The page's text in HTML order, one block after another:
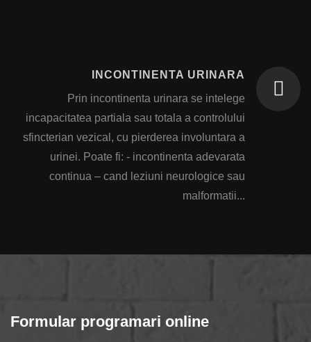
INCONTINENTA URINARA
Prin incontinenta urinara se intelege
incapacitatea partiala sau totala a controlului
sfincterian vezical, cu pierderea involuntara a
urinei. Poate fi: - incontinenta adevarata
continua – cand leziuni neurologice sau
malformatii...
Formular programari online